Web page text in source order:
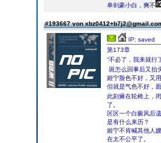
单剑豪小白，爽不
#193667 von
IP: saved
第173章
“不必了，我来就行
斑怎么回事后又抬
姬宁脸色不好，又
但就是气色不好，
此刻瘫在轮椅上，
了。
区区一个白癜风后
是有什么来历？
姬宁不肯喊其他人
在太不公平了。